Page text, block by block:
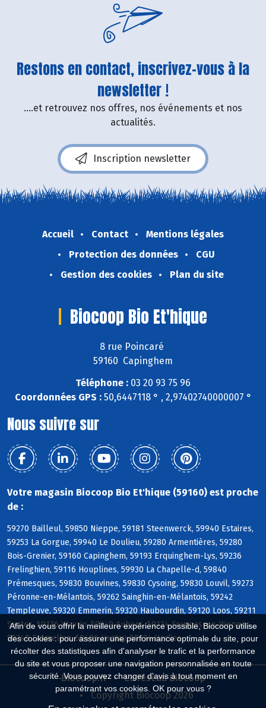
Afin de vous offrir la meilleure expérience possible, Biocoop utilise
des cookies : pour assurer une performance optimale du site, pour
récolter des statistiques afin d'analyser le trafic et la performance
du site et vous proposer une navigation personnalisée en toute
sécurité. Vous pouvez changer d'avis à tout moment en
paramétrant vos cookies. OK pour vous ?
Restons en contact, inscrivez-vous à la
newsletter !
....et retrouvez nos offres, nos événements et nos
actualités.
Inscription newsletter
Accueil Contact
Mentions légales
Protection des données
CGU
Gestion des cookies
Plan du site
Biocoop Bio Et'hique
8 rue Poincaré
59160 Capinghem
Téléphone : 03 20 93 75 96
Coordonnées GPS :50,6447118 ° , 2,97402740000007 °
Nous suivre sur
Votre magasin Biocoop Bio Et'hique (59160) est proche
de :
59270 Bailleul, 59850 Nieppe, 59181 Steenwerck, 59940 Estaires,
59253 La Gorgue, 59940 Le Doulieu, 59280 Armentières, 59280
Bois-Grenier, 59160 Capinghem, 59193 Erquinghem-Lys, 59236
Frelinghien, 59116 Houplines, 59930 La Chapelle-d, 59840
Prémesques, 59830 Bouvines, 59830 Cysoing, 59830 Louvil, 59273
Péronne-en-Mélantois, 59262 Sainghin-en-Mélantois, 59242
Templeuve, 59320 Emmerin, 59320 Haubourdin, 59120 Loos, 59211
Santes, 59136 Wavrin, 59249 Aubers, 59134 Fournes-en-Weppes,
59249 Fromelles, 59496 Hantay, 59134 Herlies
Biocoop.fr
Le réseau Biocoop
Copyright Biocoop 2026